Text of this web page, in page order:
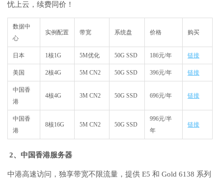
忧上云，续费同价！
数据中
心
实例配置 带宽 系统盘 价格 购买
日本 1核1G 5M优化 50G SSD 186元/年 链接
美国 2核4G 5M CN2 50G SSD 396元/年 链接
中国香
港
4核4G 3M CN2 50G SSD 696元/年 链接
中国香
港
8核16G 5M CN2 50G SSD
996元/半
年
链接
2、中国香港服务器
中港高速访问，独享带宽不限流量，提供 E5 和 Gold 6138 系列